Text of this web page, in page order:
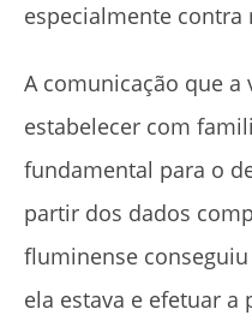
especialmente
A comunicação que a
estabelecer com
fundamental para o
partir dos dados
fluminense
ela estava e efetuar a